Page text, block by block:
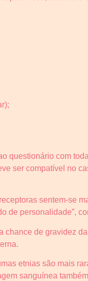
questionário com
ser compatível no
sentem-se
de personalidade”,
chance de gravidez
etnias são mais
sanguínea